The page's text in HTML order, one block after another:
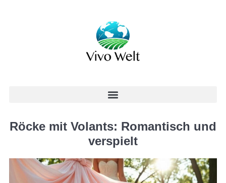
Röcke mit Volants: Romantisch und
verspielt